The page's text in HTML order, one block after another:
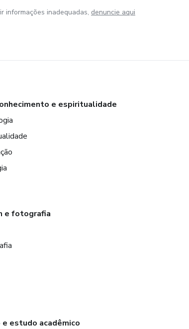
informações inadequadas, denuncie aqui
e espiritualidade
e fotografia
e estudo acadêmico